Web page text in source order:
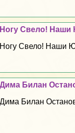
Ногу Свело!
Ногу Свело! Наши
Дима Билан
Дима Билан